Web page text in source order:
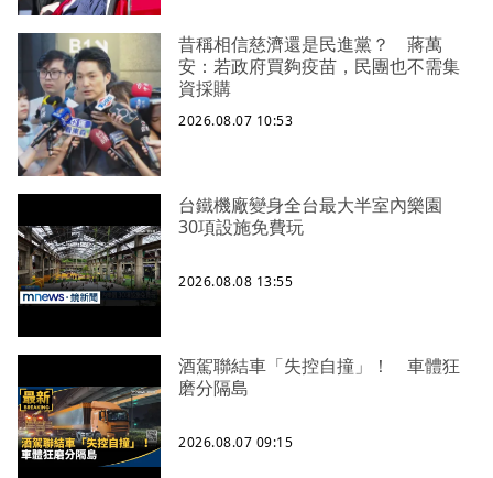
昔稱相信慈濟還是民進黨？ 蔣萬
安：若政府買夠疫苗，民團也不需集
資採購
2026.08.07 10:53
台鐵機廠變身全台最大半室內樂園
30項設施免費玩
2026.08.08 13:55
酒駕聯結車「失控自撞」！ 車體狂
磨分隔島
2026.08.07 09:15